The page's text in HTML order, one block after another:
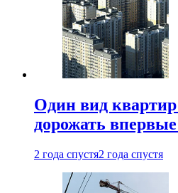
Один вид квартир
дорожать впервые
2 года спустя2 года спустя